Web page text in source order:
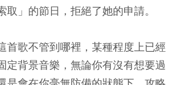
取」的節日，拒絕了她的申請。
首歌不管到哪裡，某種程度上已經
定背景音樂，無論你有沒有想要過